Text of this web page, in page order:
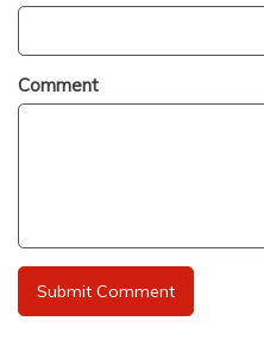
Comment